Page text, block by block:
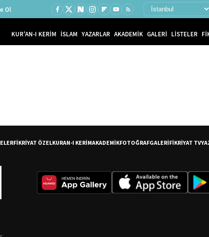
Ol
KUR'AN-I KERİM İSLAM YAZARLAR AKADEMİK GALERİ LİSTELER
FİKRİYAT ÖZELKURAN-I KERİMAKADEMİKFOTOĞRAFGALERİFİKRİYAT TV